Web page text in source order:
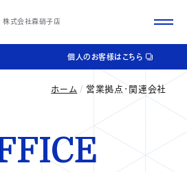
株式会社森硝子店
個人のお客様はこちら
ホーム 営業拠点・関連会社